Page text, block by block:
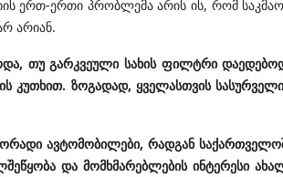
ერთ-ერთი პრობლემა არის ის, რომ
არიან.
თუ გარკვეული სახის ფილტრი
კუთხით. ზოგადად, ყველასთვის
ავტომობილები, რადგან
და მომხმარებლების ინტერესი